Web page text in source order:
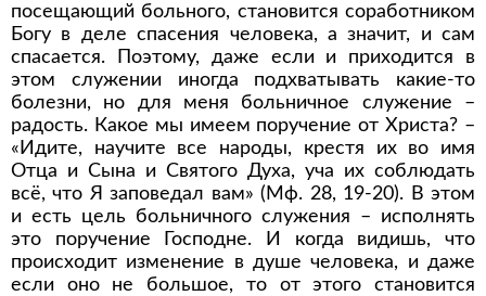
посещающий больного, становится соработником
Богу в деле спасения человека, а значит, и сам
спасается. Поэтому, даже если и приходится в
этом служении иногда подхватывать какие-то
болезни, но для меня больничное служение –
радость. Какое мы имеем поручение от Христа? –
«Идите, научите все народы, крестя их во имя
Отца и Сына и Святого Духа, уча их соблюдать
всё, что Я заповедал вам» (Мф. 28, 19-20). В этом
и есть цель больничного служения – исполнять
это поручение Господне. И когда видишь, что
происходит изменение в душе человека, и даже
если оно не большое, то от этого становится